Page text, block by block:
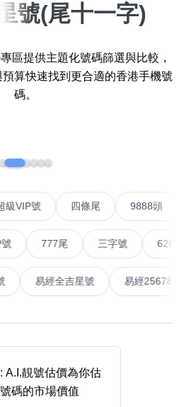
×
六 七 八 九 十 十一
無8無9
清除全部分類
頭 二字號
三字號
生天延 全吉星(全號)
號(尾十一字)
區提供主題化號碼篩選與比較，
算快速找到更合適的香港手機號
碼。
超級VIP號 四條尾 9888
777尾 三字號 6288頭
風水號 易經全吉星號 易經
A.I.靚號估價為你估
碼的市場價值